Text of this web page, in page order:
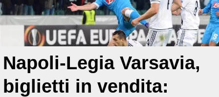
Napoli-Legia Varsavia,
biglietti in vendita: